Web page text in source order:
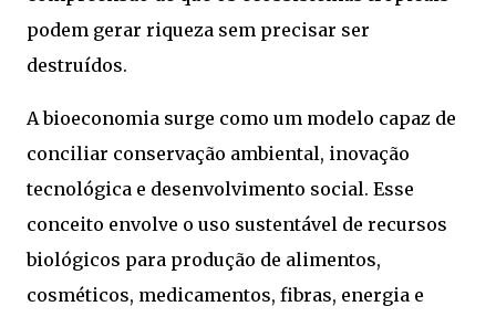
podem gerar riqueza sem precisar ser
destruídos.
A bioeconomia surge como um modelo capaz de
conciliar conservação ambiental, inovação
tecnológica e desenvolvimento social. Esse
conceito envolve o uso sustentável de recursos
biológicos para produção de alimentos,
cosméticos, medicamentos, fibras, energia e